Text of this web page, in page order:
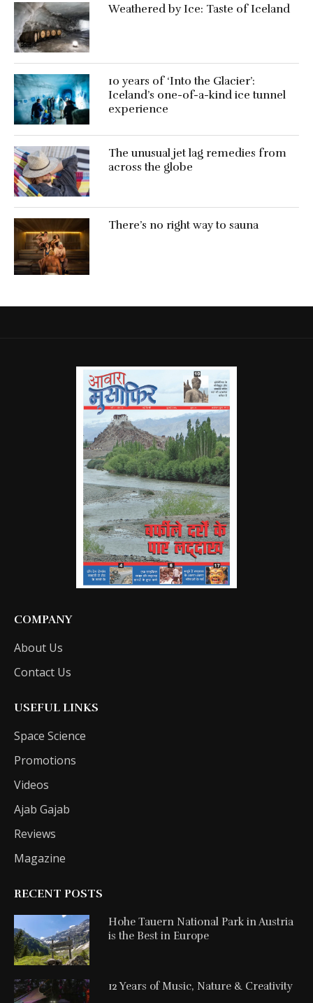
Weathered by Ice: Taste of Iceland
10 years of ‘Into the Glacier’:
Iceland’s one-of-a-kind ice tunnel
experience
The unusual jet lag remedies from
across the globe
There’s no right way to sauna
COMPANY
About Us
Contact Us
USEFUL LINKS
Space Science
Promotions
Videos
Ajab Gajab
Reviews
Magazine
RECENT POSTS
Hohe Tauern National Park in Austria
is the Best in Europe
12 Years of Music, Nature & Creativity